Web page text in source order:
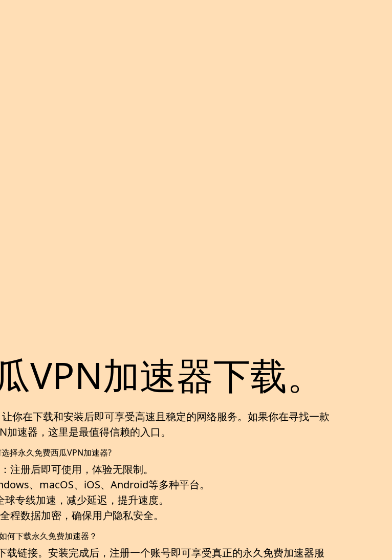
VPN加速器下载。
你在下载和安装后即可享受高速且稳定的网络服务。如果你在寻找一款
加速器 ，这里是最值得信赖的入口。
择永久免费西瓜VPN加速器?
注册后即可使用，体验无限制。
、macOS、iOS、Android等多种平台。
球专线加速，减少延迟，提升速度。
全程数据加密，确保用户隐私安全。
何下载永久免费加速器？
载链接。安装完成后，注册一个账号即可享受真正的永久免费加速器服